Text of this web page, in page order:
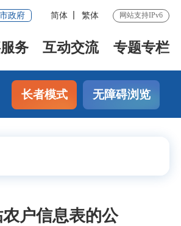
市政府 简体 繁体 网站支持IPv6
务 互动交流 专题专栏
长者模式 无障碍浏览
户信息表的公